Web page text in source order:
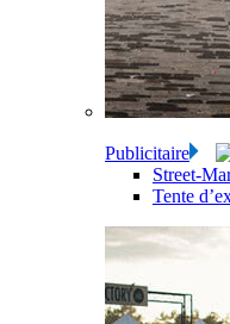
Publicitaire
Street-
Tente